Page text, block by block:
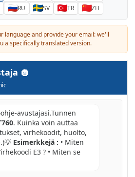
RU SV TR ZH
language and provide your email: we'll
a specifically translated version.
avustajasi.Tunnen
. Kuinka voin auttaa
virhekoodit, huolto,
Esimerkkejä : • Miten
E3 ? • Miten se